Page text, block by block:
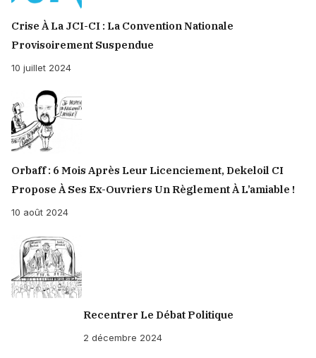
Crise À La JCI-CI : La Convention Nationale
Provisoirement Suspendue
10 juillet 2024
Orbaff : 6 Mois Après Leur Licenciement, Dekeloil CI
Propose À Ses Ex-Ouvriers Un Règlement À L’amiable !
10 août 2024
Recentrer Le Débat Politique
2 décembre 2024